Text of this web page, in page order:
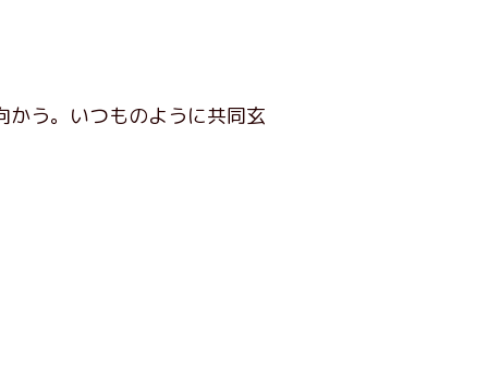
う。いつものように共同玄